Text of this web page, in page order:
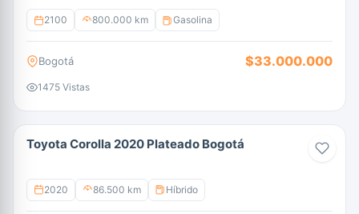
2100 800.000 km Gasolina
Bogotá $33.000.000
1475 Vistas
Toyota Corolla 2020 Plateado Bogotá
2020 86.500 km Híbrido